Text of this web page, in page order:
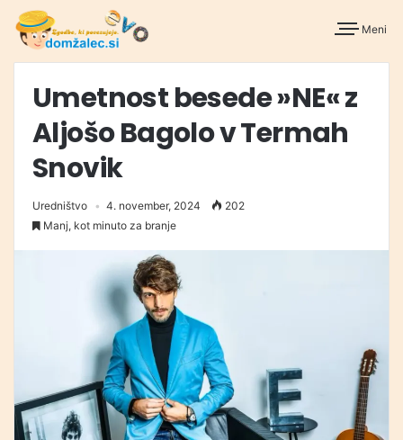
Meni
Umetnost besede »NE« z
Aljošo Bagolo v Termah
Snovik
Uredništvo 4. november, 2024
202
Manj, kot minuto za branje